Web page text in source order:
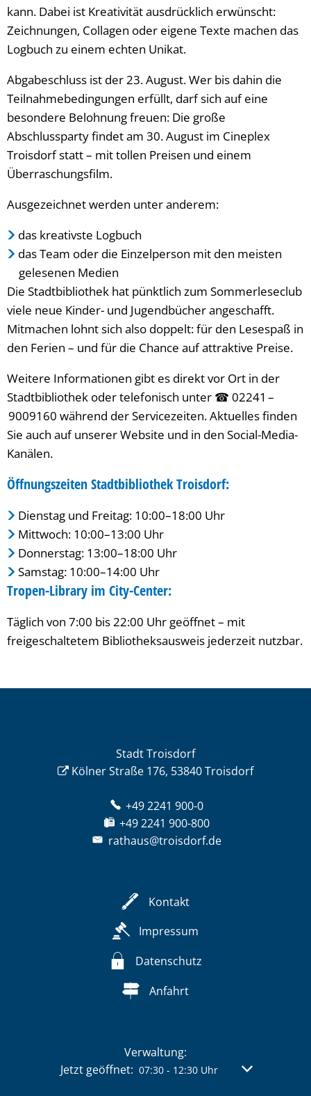
kann. Dabei ist Kreativität ausdrücklich erwünscht:
Zeichnungen, Collagen oder eigene Texte machen das
Logbuch zu einem echten Unikat.
Abgabeschluss ist der 23. August. Wer bis dahin die
Teilnahmebedingungen erfüllt, darf sich auf eine
besondere Belohnung freuen: Die große
Abschlussparty findet am 30. August im Cineplex
Troisdorf statt – mit tollen Preisen und einem
Überraschungsfilm.
Ausgezeichnet werden unter anderem:
das kreativste Logbuch
das Team oder die Einzelperson mit den meisten
gelesenen Medien
Die Stadtbibliothek hat pünktlich zum Sommerleseclub
viele neue Kinder- und Jugendbücher angeschafft.
Mitmachen lohnt sich also doppelt: für den Lesespaß in
den Ferien – und für die Chance auf attraktive Preise.
Weitere Informationen gibt es direkt vor Ort in der
Stadtbibliothek oder telefonisch unter ☎ 02241 –
9009160 während der Servicezeiten. Aktuelles finden
Sie auch auf unserer Website und in den Social-Media-
Kanälen.
Öffnungszeiten Stadtbibliothek Troisdorf:
Dienstag und Freitag: 10:00–18:00 Uhr
Mittwoch: 10:00–13:00 Uhr
Donnerstag: 13:00–18:00 Uhr
Samstag: 10:00–14:00 Uhr
Tropen-Library im City-Center:
Täglich von 7:00 bis 22:00 Uhr geöffnet – mit
freigeschaltetem Bibliotheksausweis jederzeit nutzbar.
Stadt Troisdorf
Kölner Straße 176, 53840 Troisdorf
+49 2241 900-0
+49 2241 900-800
rathaus@troisdorf.de
Kontakt
Impressum
Datenschutz
Anfahrt
Verwaltung:
Klicken, um weitere Öffnungs- oder
Jetzt geöffnet: 07:30- 12:30Uhr Von 07:30